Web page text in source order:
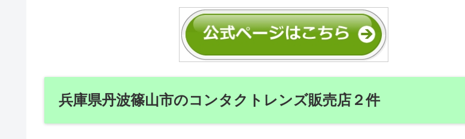
兵庫県丹波篠山市のコンタクトレンズ販売店２件